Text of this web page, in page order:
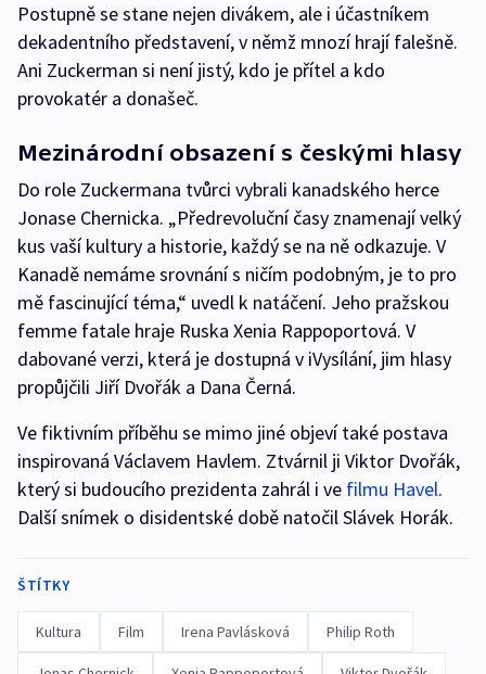
Postupně se stane nejen divákem, ale i účastníkem
dekadentního představení, v němž mnozí hrají falešně.
Ani Zuckerman si není jistý, kdo je přítel a kdo
provokatér a donašeč.
Mezinárodní obsazení s českými hlasy
Do role Zuckermana tvůrci vybrali kanadského herce
Jonase Chernicka. „Předrevoluční časy znamenají velký
kus vaší kultury a historie, každý se na ně odkazuje. V
Kanadě nemáme srovnání s ničím podobným, je to pro
mě fascinující téma,“ uvedl k natáčení. Jeho pražskou
femme fatale hraje Ruska Xenia Rappoportová. V
dabované verzi, která je dostupná v iVysílání, jim hlasy
propůjčili Jiří Dvořák a Dana Černá.
Ve fiktivním příběhu se mimo jiné objeví také postava
inspirovaná Václavem Havlem. Ztvárnil ji Viktor Dvořák,
který si budoucího prezidenta zahrál i ve filmu Havel.
Další snímek o disidentské době natočil Slávek Horák.
ŠTÍTKY
Kultura Film Irena Pavlásková Philip Roth